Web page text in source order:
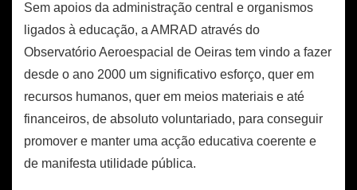
Sem apoios da administração central e organismos
ligados à educação, a AMRAD através do
Observatório Aeroespacial de Oeiras tem vindo a fazer
desde o ano 2000 um significativo esforço, quer em
recursos humanos, quer em meios materiais e até
financeiros, de absoluto voluntariado, para conseguir
promover e manter uma acção educativa coerente e
de manifesta utilidade pública.